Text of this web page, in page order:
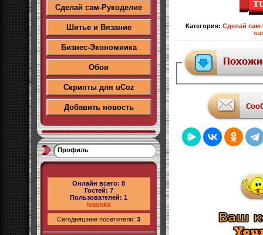
Сделай сам-Рукоделие
Шитье и Вязание
Бизнес-Экономиика
Обои
Скрипты для uCoz
Добавить новость
Профиль
Онлайн всего: 8
Гостей: 7
Пользователей: 1
ivashka
Сегодняшние посетители: 3
Категория: Сделай